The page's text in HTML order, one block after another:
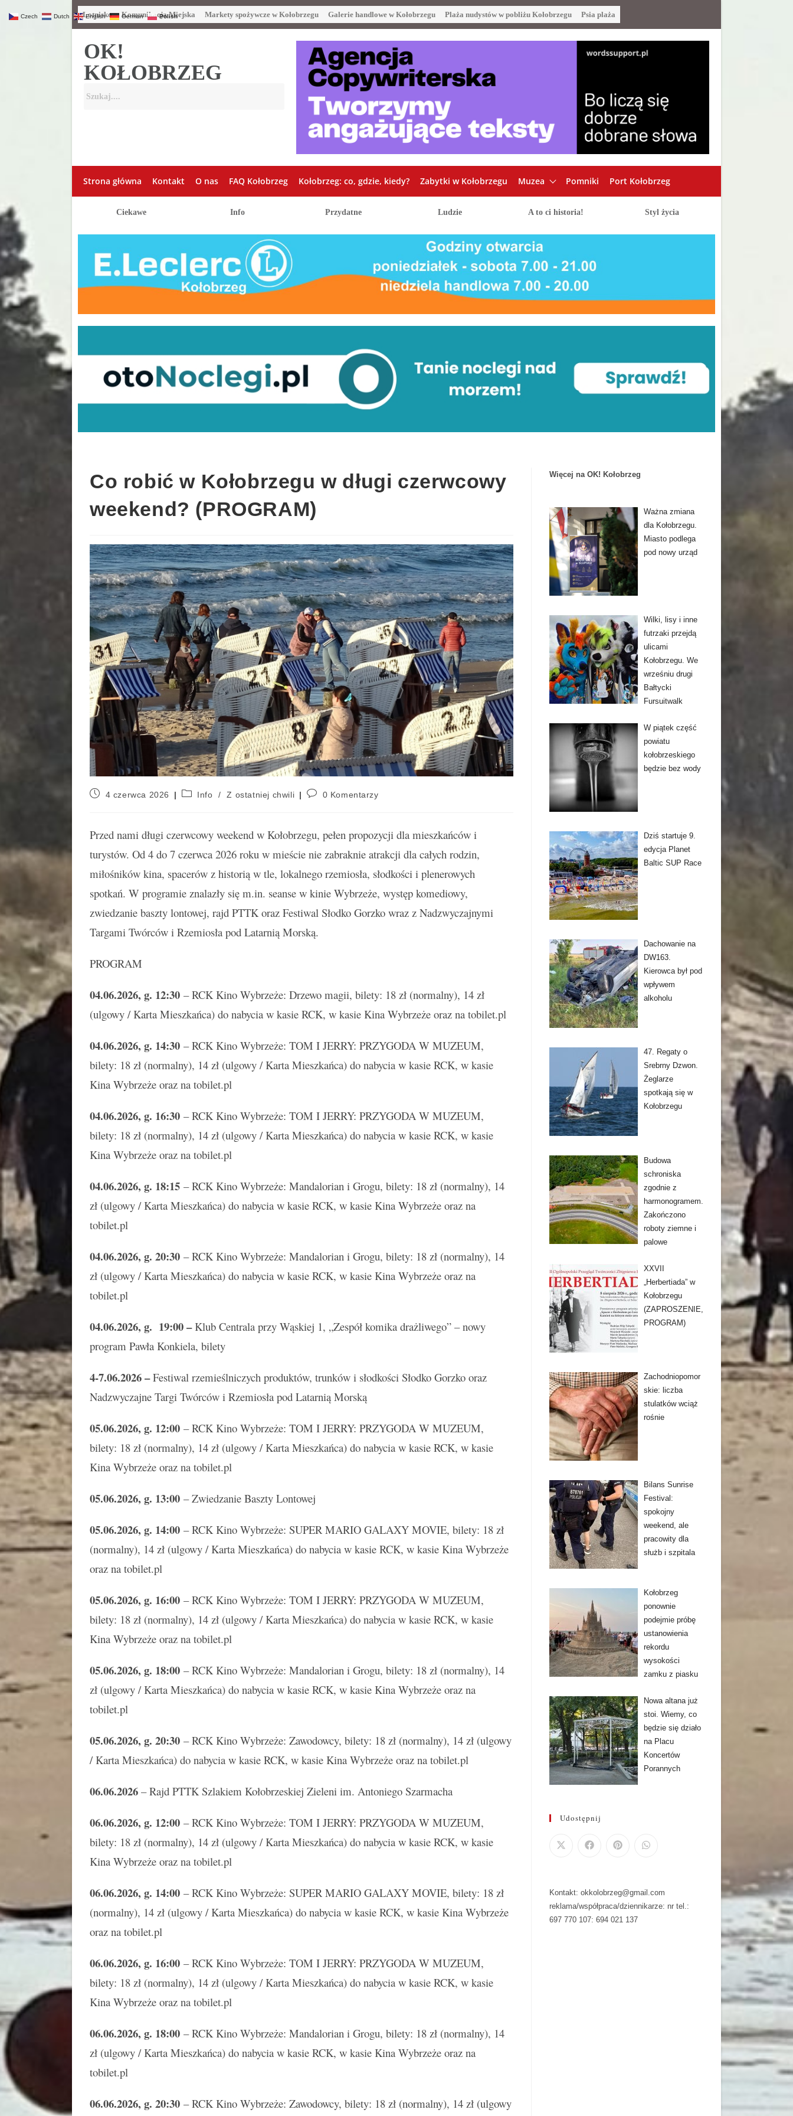
Lotnisko Komunikacja Miejska Markety spożywcze w Kołobrzegu Galerie handlowe w Kołobrzegu Plaża nudystów w pobliżu Kołobrzegu Psia plaża
OK!
KOŁOBRZEG
Strona główna Kontakt O nas FAQ Kołobrzeg Kołobrzeg: co, gdzie, kiedy? Zabytki w Kołobrzegu Muzea Pomniki Port Kołobrzeg
Ciekawe Info Przydatne Ludzie A to ci historia! Styl życia
Co robić w Kołobrzegu w długi czerwcowy
weekend? (PROGRAM)
4 czerwca 2026 Info / Z ostatniej chwili 0 Komentarzy
Przed nami długi czerwcowy weekend w Kołobrzegu, pełen propozycji dla mieszkańców i
turystów. Od 4 do 7 czerwca 2026 roku w mieście nie zabraknie atrakcji dla całych rodzin,
miłośników kina, spacerów z historią w tle, lokalnego rzemiosła, słodkości i plenerowych
spotkań. W programie znalazły się m.in. seanse w kinie Wybrzeże, występ komediowy,
zwiedzanie baszty lontowej, rajd PTTK oraz Festiwal Słodko Gorzko wraz z Nadzwyczajnymi
Targami Twórców i Rzemiosła pod Latarnią Morską.
PROGRAM
04.06.2026, g. 12:30 – RCK Kino Wybrzeże: Drzewo magii, bilety: 18 zł (normalny), 14 zł
(ulgowy / Karta Mieszkańca) do nabycia w kasie RCK, w kasie Kina Wybrzeże oraz na tobilet.pl
04.06.2026, g. 14:30 – RCK Kino Wybrzeże: TOM I JERRY: PRZYGODA W MUZEUM,
bilety: 18 zł (normalny), 14 zł (ulgowy / Karta Mieszkańca) do nabycia w kasie RCK, w kasie
Kina Wybrzeże oraz na tobilet.pl
04.06.2026, g. 16:30 – RCK Kino Wybrzeże: TOM I JERRY: PRZYGODA W MUZEUM,
bilety: 18 zł (normalny), 14 zł (ulgowy / Karta Mieszkańca) do nabycia w kasie RCK, w kasie
Kina Wybrzeże oraz na tobilet.pl
04.06.2026, g. 18:15 – RCK Kino Wybrzeże: Mandalorian i Grogu, bilety: 18 zł (normalny), 14
zł (ulgowy / Karta Mieszkańca) do nabycia w kasie RCK, w kasie Kina Wybrzeże oraz na
tobilet.pl
04.06.2026, g. 20:30 – RCK Kino Wybrzeże: Mandalorian i Grogu, bilety: 18 zł (normalny), 14
zł (ulgowy / Karta Mieszkańca) do nabycia w kasie RCK, w kasie Kina Wybrzeże oraz na
tobilet.pl
04.06.2026, g. 19:00 –Klub Centrala przy Wąskiej 1, „Zespół komika drażliwego” – nowy
program Pawła Konkiela, bilety
4-7.06.2026 –Festiwal rzemieślniczych produktów, trunków i słodkości Słodko Gorzko oraz
Nadzwyczajne Targi Twórców i Rzemiosła pod Latarnią Morską
05.06.2026, g. 12:00 – RCK Kino Wybrzeże: TOM I JERRY: PRZYGODA W MUZEUM,
bilety: 18 zł (normalny), 14 zł (ulgowy / Karta Mieszkańca) do nabycia w kasie RCK, w kasie
Kina Wybrzeże oraz na tobilet.pl
05.06.2026, g. 13:00 – Zwiedzanie Baszty Lontowej
05.06.2026, g. 14:00 – RCK Kino Wybrzeże: SUPER MARIO GALAXY MOVIE, bilety: 18 zł
(normalny), 14 zł (ulgowy / Karta Mieszkańca) do nabycia w kasie RCK, w kasie Kina Wybrzeże
oraz na tobilet.pl
05.06.2026, g. 16:00 – RCK Kino Wybrzeże: TOM I JERRY: PRZYGODA W MUZEUM,
bilety: 18 zł (normalny), 14 zł (ulgowy / Karta Mieszkańca) do nabycia w kasie RCK, w kasie
Kina Wybrzeże oraz na tobilet.pl
05.06.2026, g. 18:00 – RCK Kino Wybrzeże: Mandalorian i Grogu, bilety: 18 zł (normalny), 14
zł (ulgowy / Karta Mieszkańca) do nabycia w kasie RCK, w kasie Kina Wybrzeże oraz na
tobilet.pl
05.06.2026, g. 20:30 – RCK Kino Wybrzeże: Zawodowcy, bilety: 18 zł (normalny), 14 zł (ulgowy
/ Karta Mieszkańca) do nabycia w kasie RCK, w kasie Kina Wybrzeże oraz na tobilet.pl
06.06.2026 – Rajd PTTK Szlakiem Kołobrzeskiej Zieleni im. Antoniego Szarmacha
06.06.2026, g. 12:00 – RCK Kino Wybrzeże: TOM I JERRY: PRZYGODA W MUZEUM,
bilety: 18 zł (normalny), 14 zł (ulgowy / Karta Mieszkańca) do nabycia w kasie RCK, w kasie
Kina Wybrzeże oraz na tobilet.pl
06.06.2026, g. 14:00 – RCK Kino Wybrzeże: SUPER MARIO GALAXY MOVIE, bilety: 18 zł
(normalny), 14 zł (ulgowy / Karta Mieszkańca) do nabycia w kasie RCK, w kasie Kina Wybrzeże
oraz na tobilet.pl
06.06.2026, g. 16:00 – RCK Kino Wybrzeże: TOM I JERRY: PRZYGODA W MUZEUM,
bilety: 18 zł (normalny), 14 zł (ulgowy / Karta Mieszkańca) do nabycia w kasie RCK, w kasie
Kina Wybrzeże oraz na tobilet.pl
06.06.2026, g. 18:00 – RCK Kino Wybrzeże: Mandalorian i Grogu, bilety: 18 zł (normalny), 14
zł (ulgowy / Karta Mieszkańca) do nabycia w kasie RCK, w kasie Kina Wybrzeże oraz na
tobilet.pl
06.06.2026, g. 20:30 – RCK Kino Wybrzeże: Zawodowcy, bilety: 18 zł (normalny), 14 zł (ulgowy
Więcej na OK! Kołobrzeg
Ważna zmiana
dla Kołobrzegu.
Miasto podlega
pod nowy urząd
Wilki, lisy i inne
futrzaki przejdą
ulicami
Kołobrzegu. We
wrześniu drugi
Bałtycki
Fursuitwalk
W piątek część
powiatu
kołobrzeskiego
będzie bez wody
Dziś startuje 9.
edycja Planet
Baltic SUP Race
Dachowanie na
DW163.
Kierowca był pod
wpływem
alkoholu
47. Regaty o
Srebrny Dzwon.
Żeglarze
spotkają się w
Kołobrzegu
Budowa
schroniska
zgodnie z
harmonogramem.
Zakończono
roboty ziemne i
palowe
XXVII
„Herbertiada” w
Kołobrzegu
(ZAPROSZENIE,
PROGRAM)
Zachodniopomor
skie: liczba
stulatków wciąż
rośnie
Bilans Sunrise
Festival:
spokojny
weekend, ale
pracowity dla
służb i szpitala
Kołobrzeg
ponownie
podejmie próbę
ustanowienia
rekordu
wysokości
zamku z piasku
Nowa altana już
stoi. Wiemy, co
będzie się działo
na Placu
Koncertów
Porannych
Udostępnij
Kontakt: okkolobrzeg@gmail.com
reklama/współpraca/dziennikarze: nr tel.:
697 770 107: 694 021 137
Czech Dutch English German Polish